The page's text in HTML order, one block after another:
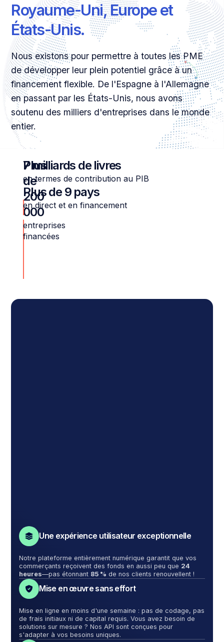
Royaume-Uni, Europe et
États-Unis.
Nous existons pour permettre à toutes les PME
de développer leur plein potentiel grâce à un
financement flexible. De l'Espagne à l'Allemagne
en passant par les États-Unis, nous avons
soutenu des milliers d'entreprises dans le monde
entier.
Plus
de
200
000
entreprises
financées
7 milliards de livres
en termes de contribution au PIB
Plus de 9 pays
en direct et en financement
Une expérience utilisateur exceptionnelle
Notre plateforme entièrement numérique garantit que vos
commerçants reçoivent des fonds en aussi peu que 24
heures—pas étonnant 85 % de nos clients renouvellent !
Mise en œuvre sans effort
Mise en ligne en moins d'une semaine : pas de codage, pas
de frais initiaux ni de capital requis. Vous avez besoin de
solutions sur mesure ? Nos API sont conçues pour
s'adapter à vos besoins uniques.